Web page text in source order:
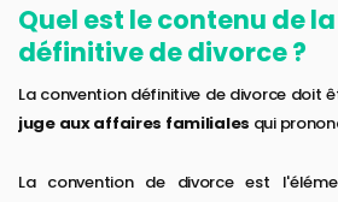
Quel est le contenu de
définitive de divorce ?
La convention définitive de divorce doit
juge aux affaires familiales qui
La convention de divorce est